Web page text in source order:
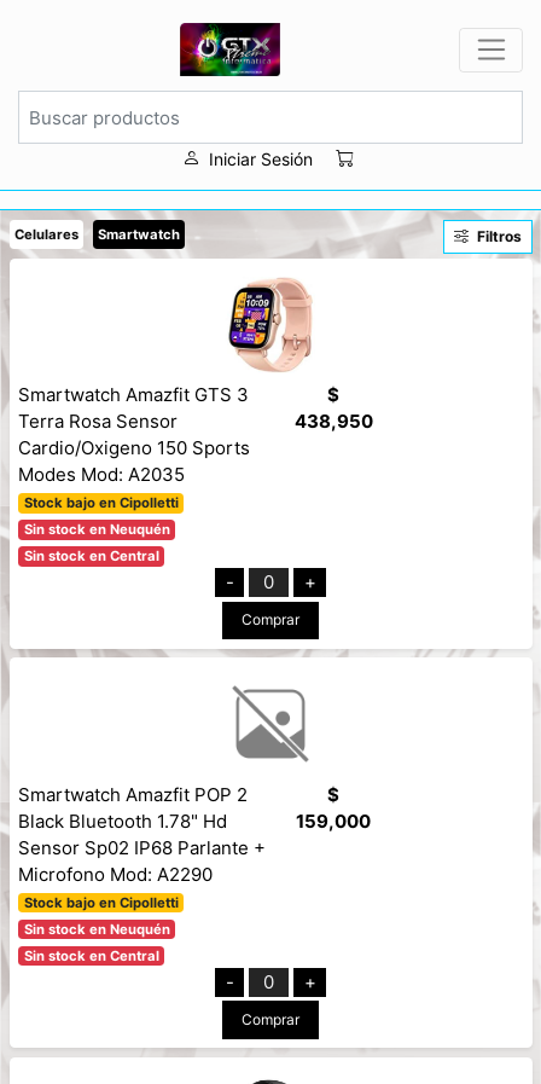
Iniciar Sesión
Celulares Smartwatch Filtros
Smartwatch Amazfit GTS 3
Terra Rosa Sensor
Cardio/Oxigeno 150 Sports
Modes Mod: A2035
Stock bajo en Cipolletti
Sin stock en Neuquén
Sin stock en Central
$
438,950
- 0 +
Comprar
Smartwatch Amazfit POP 2
Black Bluetooth 1.78" Hd
Sensor Sp02 IP68 Parlante +
Microfono Mod: A2290
Stock bajo en Cipolletti
Sin stock en Neuquén
Sin stock en Central
$
159,000
- 0 +
Comprar